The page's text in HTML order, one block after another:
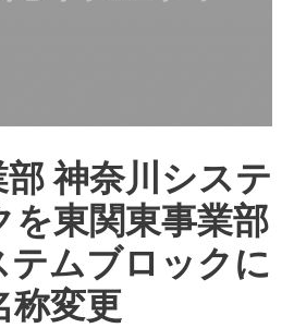
神奈川システ
を東関東事業部
テムブロックに
称変更